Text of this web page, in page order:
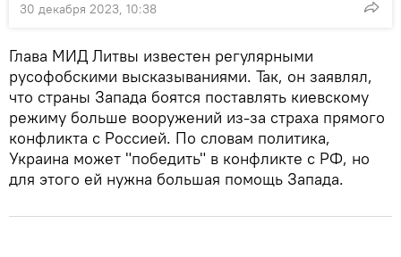
30 декабря 2023, 10:38
Глава МИД Литвы известен регулярными
русофобскими высказываниями. Так, он заявлял,
что страны Запада боятся поставлять киевскому
режиму больше вооружений из-за страха прямого
конфликта с Россией. По словам политика,
Украина может "победить" в конфликте с РФ, но
для этого ей нужна большая помощь Запада.